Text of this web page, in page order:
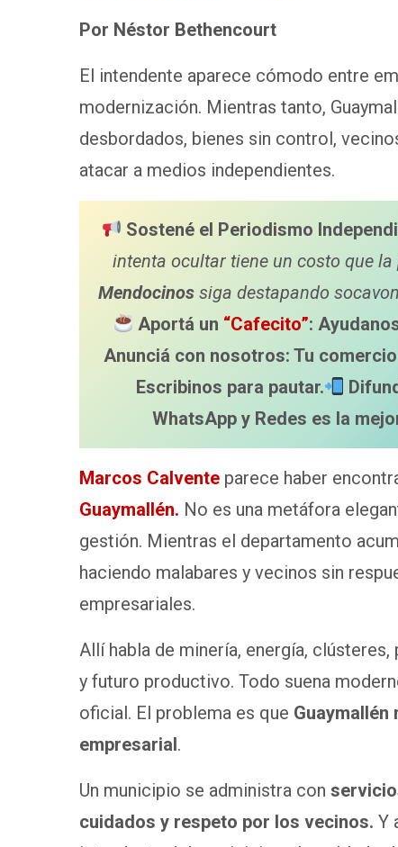
at
s
A
p
tt
er
ce
b
o
o
k
ail ail
e
Por Néstor Bethencourt
El intendente aparece cómodo entre
modernización. Mientras tanto,
desbordados, bienes sin control,
atacar a medios independientes.
Sostené el Periodismo
intenta ocultar tiene un costo que
Mendocinos siga destapando
Aportá un “Cafecito”:
Anunciá con nosotros: Tu
Escribinos para pautar.
WhatsApp y Redes es la
Marcos Calvente parece haber
Guaymallén. No es una metáfora
gestión. Mientras el departamento
haciendo malabares y vecinos sin
empresariales.
Allí habla de minería, energía,
y futuro productivo. Todo suena
oficial. El problema es que
empresarial .
Un municipio se administra con
cuidados y respeto por los vecinos. Y